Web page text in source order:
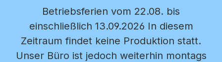
Zum Hauptinhalt springen
Betriebsferien vom 22.08. bis
einschließlich 13.09.2026 In diesem
Zeitraum findet keine Produktion statt.
Unser Büro ist jedoch weiterhin montags